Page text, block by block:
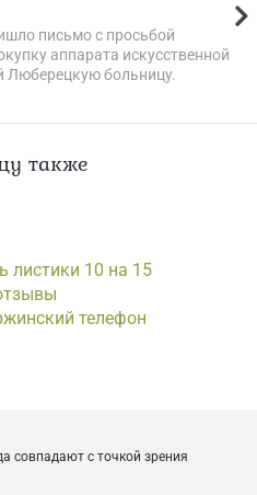
письмо с просьбой
аппарата искусственной
Люберецкую больницу.
также
листики 10 на 15
телефон
совпадают с точкой зрения